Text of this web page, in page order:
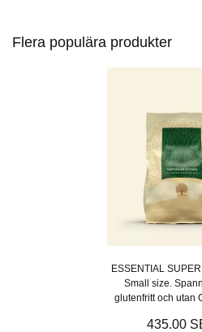
Flera populära produkter
ESSENTIAL
Small size.
glutenfritt och utan
435.00